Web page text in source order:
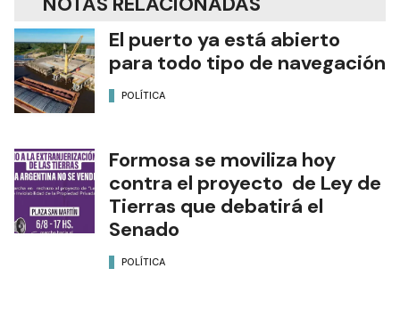
El puerto ya está abierto
para todo tipo de navegación
POLÍTICA
Formosa se moviliza hoy
contra el proyecto de Ley de
Tierras que debatirá el
Senado
POLÍTICA